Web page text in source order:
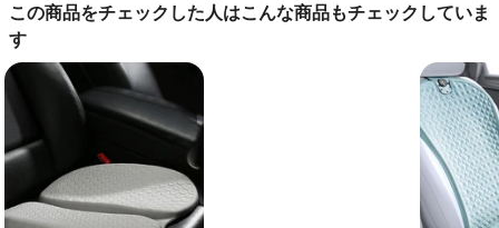
この商品をチェックした人はこんな商品もチェックしていま
す